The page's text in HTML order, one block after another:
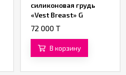
силиконовая грудь
«Vest Breast» G
72 000 T
В корзину